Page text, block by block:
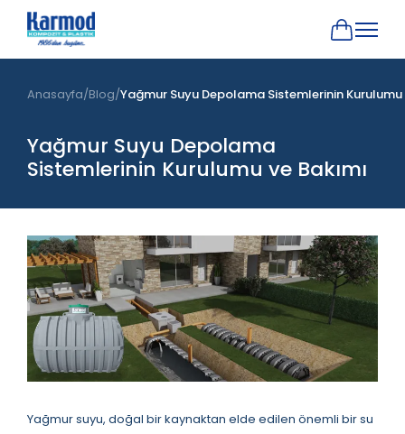
Anasayfa Blog Yağmur Suyu Depolama Sistemlerinin Kurulumu
Yağmur Suyu Depolama
Sistemlerinin Kurulumu ve Bakımı
Yağmur suyu, doğal bir kaynaktan elde edilen önemli bir su